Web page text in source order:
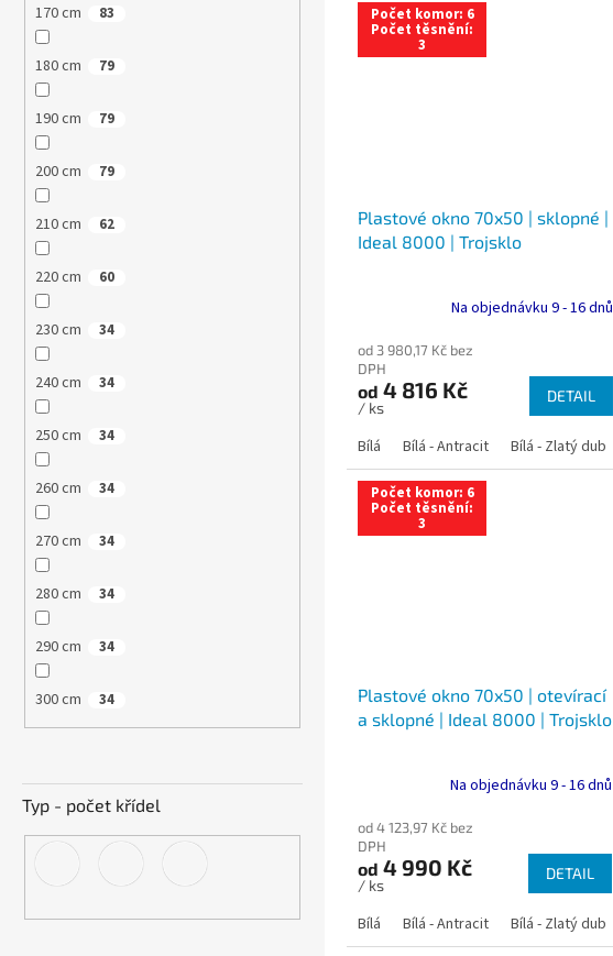
170 cm 83
180 cm 79
190 cm 79
200 cm 79
210 cm 62
220 cm 60
230 cm 34
240 cm 34
250 cm 34
260 cm 34
270 cm 34
280 cm 34
290 cm 34
300 cm 34
Typ - počet křídel
Počet komor: 6
Počet těsnění:
3
Plastové okno 70x50 | sklopné |
Ideal 8000 | Trojsklo
Na objednávku 9 - 16 dnů
od 3 980,17 Kč bez
DPH
od 4 816 Kč
/ ks
DETAIL
Bílá Bílá - Antracit Bílá - Zlatý dub
Počet komor: 6
Počet těsnění:
3
Plastové okno 70x50 | otevírací
a sklopné | Ideal 8000 | Trojsklo
Na objednávku 9 - 16 dnů
od 4 123,97 Kč bez
DPH
od 4 990 Kč
/ ks
DETAIL
Bílá Bílá - Antracit Bílá - Zlatý dub